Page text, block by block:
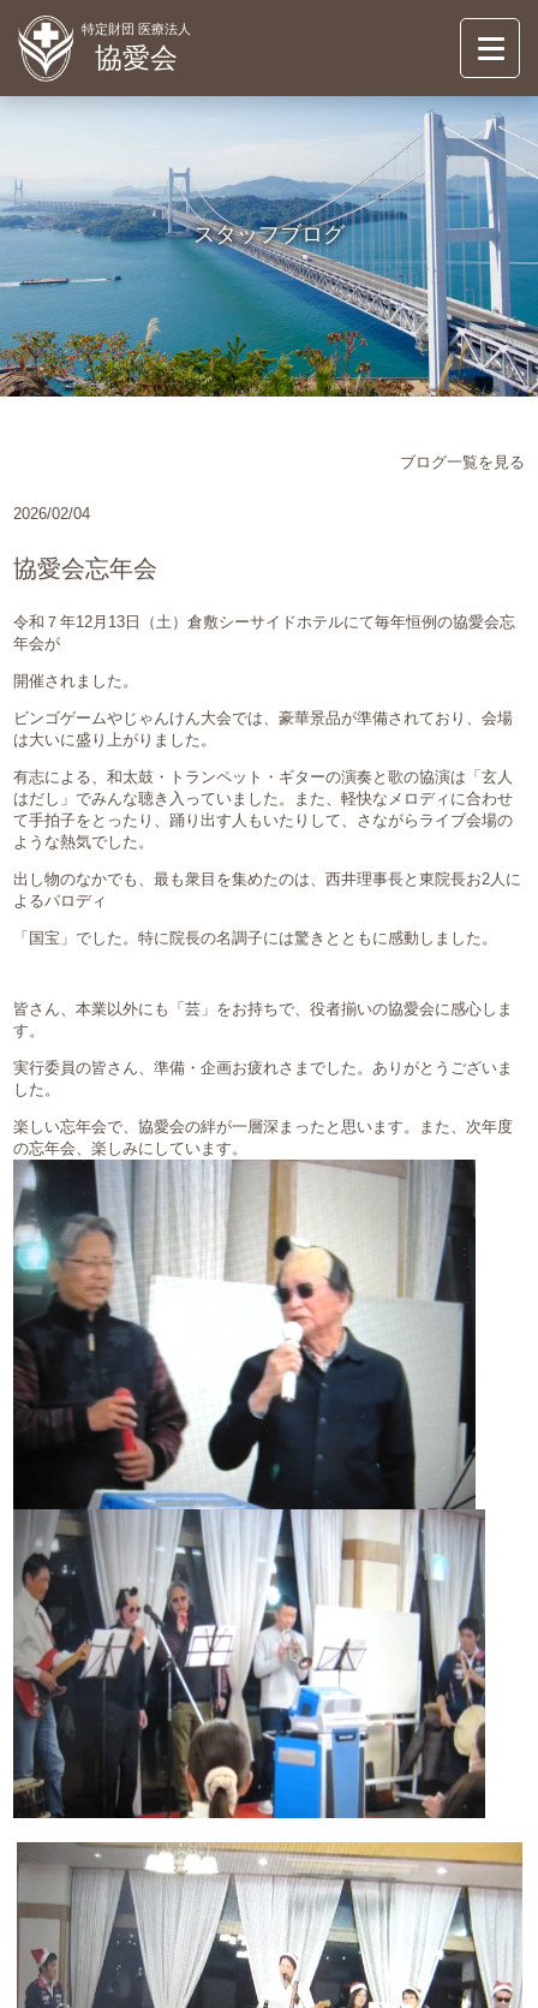
特定財団 医療法人
協愛会
倉敷シティ病院
KURASHIKI CITY HOSUPITAL
お知らせ
NEWS
採用情報
スタッフブログ
ブログ一覧を見る
2026/02/04
協愛会忘年会
令和７年12月13日（土）倉敷シーサイドホテルにて毎年恒例の協愛会忘
年会が
開催されました。
ビンゴゲームやじゃんけん大会では、豪華景品が準備されており、会場
は大いに盛り上がりました。
有志による、和太鼓・トランペット・ギターの演奏と歌の協演は「玄人
はだし」でみんな聴き入っていました。また、軽快なメロディに合わせ
て手拍子をとったり、踊り出す人もいたりして、さながらライブ会場の
ような熱気でした。
出し物のなかでも、最も衆目を集めたのは、西井理事長と東院長お2人に
よるパロディ
「国宝」でした。特に院長の名調子には驚きとともに感動しました。
皆さん、本業以外にも「芸」をお持ちで、役者揃いの協愛会に感心しま
す。
実行委員の皆さん、準備・企画お疲れさまでした。ありがとうございま
した。
楽しい忘年会で、協愛会の絆が一層深まったと思います。また、次年度
の忘年会、楽しみにしています。